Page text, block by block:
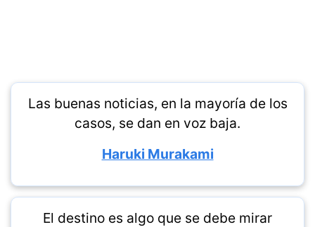
Las buenas noticias, en la mayoría de los
casos, se dan en voz baja.
Haruki Murakami
El destino es algo que se debe mirar